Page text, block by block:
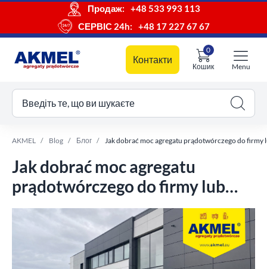
Продаж:
+48 533 993 113
СЕРВІС 24h:
+48 17 227 67 67
Контакти
Кошик
0
кошик
Menu
Введіть те, що ви шукаєте
AKMEL Blog Блог Jak dobrać moc agregatu prądotwórczego do firmy
Jak dobrać moc agregatu
prądotwórczego do firmy lub
obiektu?